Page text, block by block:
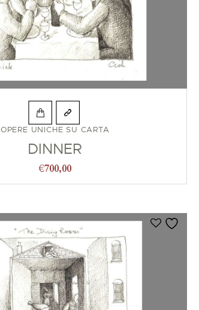
OPERE UNICHE SU CARTA
DINNER
€700,00